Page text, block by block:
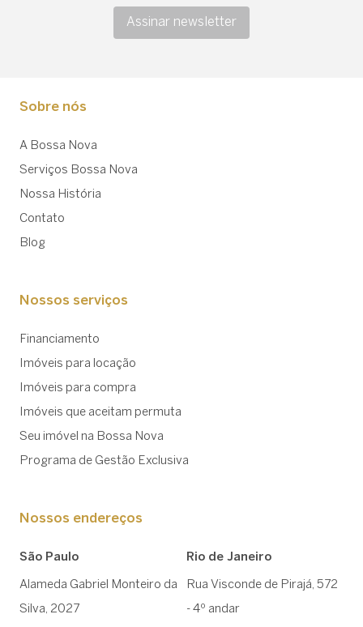
Assinar newsletter
Sobre nós
A Bossa Nova
Serviços Bossa Nova
Nossa História
Contato
Blog
Nossos serviços
Financiamento
Imóveis para locação
Imóveis para compra
Imóveis que aceitam permuta
Seu imóvel na Bossa Nova
Programa de Gestão Exclusiva
Nossos endereços
São Paulo
Alameda Gabriel Monteiro da
Silva, 2027
Rio de Janeiro
Rua Visconde de Pirajá, 572
- 4º andar